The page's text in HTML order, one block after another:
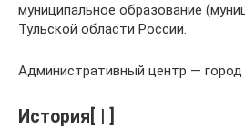
муниципальное образование
Тульской области России.
Административный центр — город
История[ | ]